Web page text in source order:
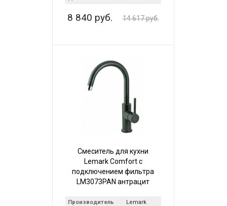
8 840 руб. 14 617 руб.
Смеситель для кухни
Lemark Comfort с
подключением фильтра
LM3073PAN антрацит
Производитель
Lemark